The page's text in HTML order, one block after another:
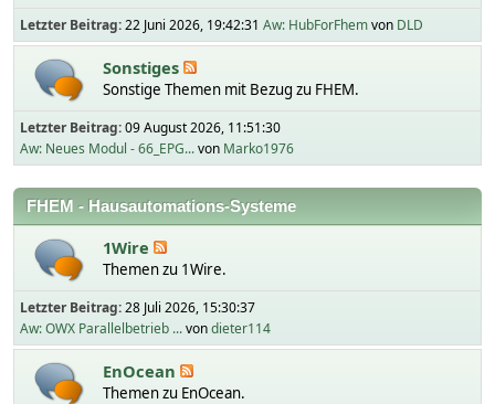
Letzter Beitrag:22 Juni 2026, 19:42:31 Aw: HubForFhemvon DLD
Sonstiges
Sonstige Themen mit Bezug zu FHEM.
Letzter Beitrag:09 August 2026, 11:51:30
Aw: Neues Modul - 66_EPG...von Marko1976
FHEM - Hausautomations-Systeme
1Wire
Themen zu 1Wire.
Letzter Beitrag:28 Juli 2026, 15:30:37
Aw: OWX Parallelbetrieb ...vondieter114
EnOcean
Themen zu EnOcean.